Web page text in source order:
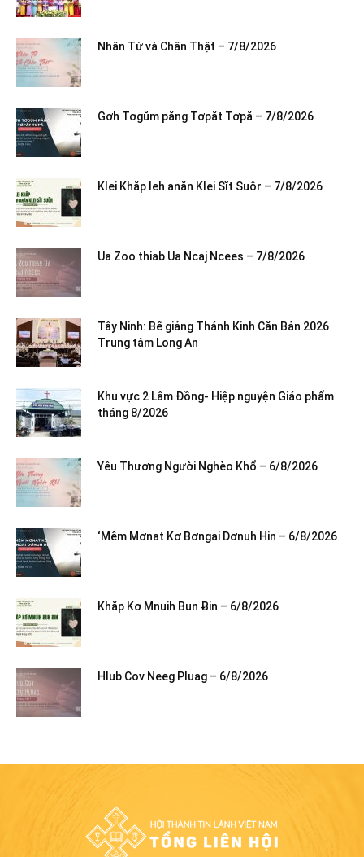
Nhân Từ và Chân Thật – 7/8/2026
Gơh Tơgŭm păng Tơpăt Tơpă – 7/8/2026
Klei Khăp leh anăn Klei Sĭt Suôr – 7/8/2026
Ua Zoo thiab Ua Ncaj Ncees – 7/8/2026
Tây Ninh: Bế giảng Thánh Kinh Căn Bản 2026
Trung tâm Long An
Khu vực 2 Lâm Đồng- Hiệp nguyện Giáo phẩm
tháng 8/2026
Yêu Thương Người Nghèo Khổ – 6/8/2026
‘Mêm Mơnat Kơ Bơngai Dơnuh Hin – 6/8/2026
Khăp Kơ Mnuih Bun Ƀin – 6/8/2026
Hlub Cov Neeg Pluag – 6/8/2026